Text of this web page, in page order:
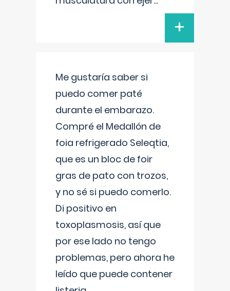
+
Me gustaría saber si
puedo comer paté
durante el embarazo.
Compré el Medallón de
foia refrigerado Seleqtia,
que es un bloc de foir
gras de pato con trozos,
y no sé si puedo comerlo.
Di positivo en
toxoplasmosis, así que
por ese lado no tengo
problemas, pero ahora he
leído que puede contener